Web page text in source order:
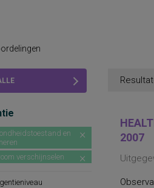
en
verschijnselen
2007